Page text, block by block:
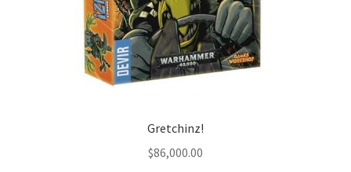
Gretchinz!
$86,000.00